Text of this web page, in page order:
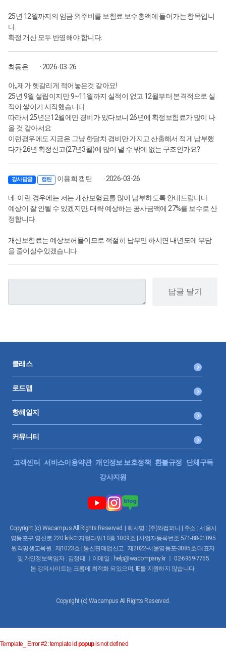
25년 12월까지의 임금 외주비를 보험료 보수총액에 들어가는 항목입니
다.
확정 개산 모두 반영해야 합니다.
최동은 · 2026-03-26
아,,제가 헷갈리게 적어놓은것 같아요!
25년 9월 설립이지만 9~11월까지 실적이 없고 12월부터 본격적으로 실
적이 쌓이기 시작했습니다.
따라서 25년은12월에만 경비가 있다보니 26년에 확정보험료가 많이 나
올 것 같아서요
이런경우에도 지금은 그냥 한달치 경비만 가지고 산출해서 적게 납부했
다가 26년 확정신고(27년3월)에 많이 낼 수 밖에 없는 구조인가요?
강사답글 캡틴 이용희 캡틴 · 2026-03-26
네. 이런 경우에는 저는 개산보험료를 많이 납부하도록 안내드립니다.
예상이 잘 안될 수 있겠지만, 대략 예상하는 공사금액에 27%를 보수로 산
정합니다.
개산보험료는 예상보허묠이므로 적절히 납부만 하시면 내년도에 부담
을 줄이실수있겠습니다.
답글 달기
클래스
로드맵
항해일지
커뮤니티
고객센터 서비스이용약관 개인정보 보호정책 환불규정
단체구독
강사지원
Copyright (c) Wacampus All Rights Reserved. | 회사명 : (주)와컴퍼니 | 주소 : 서울시
영등포구 영신로 220 knk디지털타워 10층 1009호 | 사업자등록번호 571-88-01095
원격평생교육원 : 제1023호 | 통신판매업신고 : 제2022-서울영등포-3085호 대표자
및 개인정보책임자 : 김정태 ㅣ이메일 : help@wacompany.kr ㅣ 02-6959-7755
본 강의사이트는 크롬에 최적화 되있으며, IE를 지원하지 않습니다.
Copyright (c) Wacampus All Rights Reserved.
Template_ Error #2: template id popupis not defined